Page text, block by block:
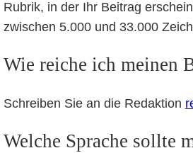
Rubrik, in der Ihr Beitrag
zwischen 5.000 und 33.000
Wie reiche ich meinen
Schreiben Sie an die Redaktion
Welche Sprache sollte